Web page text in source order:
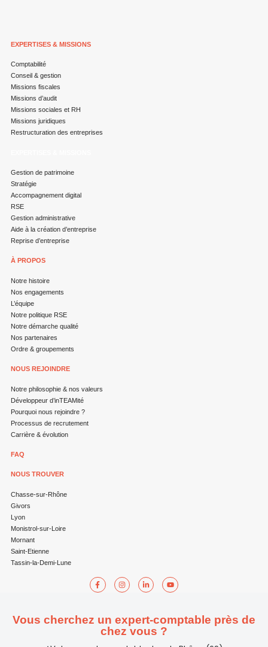
EXPERTISES & MISSIONS
Comptabilité
Conseil & gestion
Missions fiscales
Missions d’audit
Missions sociales et RH
Missions juridiques
Restructuration des entreprises
Gestion de patrimoine
Stratégie
Accompagnement digital
RSE
Gestion administrative
Aide à la création d’entreprise
Reprise d’entreprise
À PROPOS
Notre histoire
Nos engagements
L’équipe
Notre politique RSE
Notre démarche qualité
Nos partenaires
Ordre & groupements
NOUS REJOINDRE
Notre philosophie & nos valeurs
Développeur d’inTEAMité
Pourquoi nous rejoindre ?
Processus de recrutement
Carrière & évolution
FAQ
NOUS TROUVER
Chasse-sur-Rhône
Givors
Lyon
Monistrol-sur-Loire
Mornant
Saint-Etienne
Tassin-la-Demi-Lune
Vous cherchez un expert-comptable près de
chez vous ?